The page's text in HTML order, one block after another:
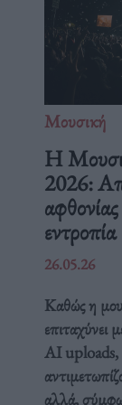
Μουσική
Η
2026:
εντροπία
26.05.26
Καθώς η
επιταχύνει
AI uploads,
αλλά,